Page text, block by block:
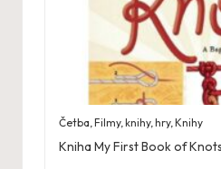
Četba,Filmy, knihy, hry,Knihy
Kniha My First Book of Knots